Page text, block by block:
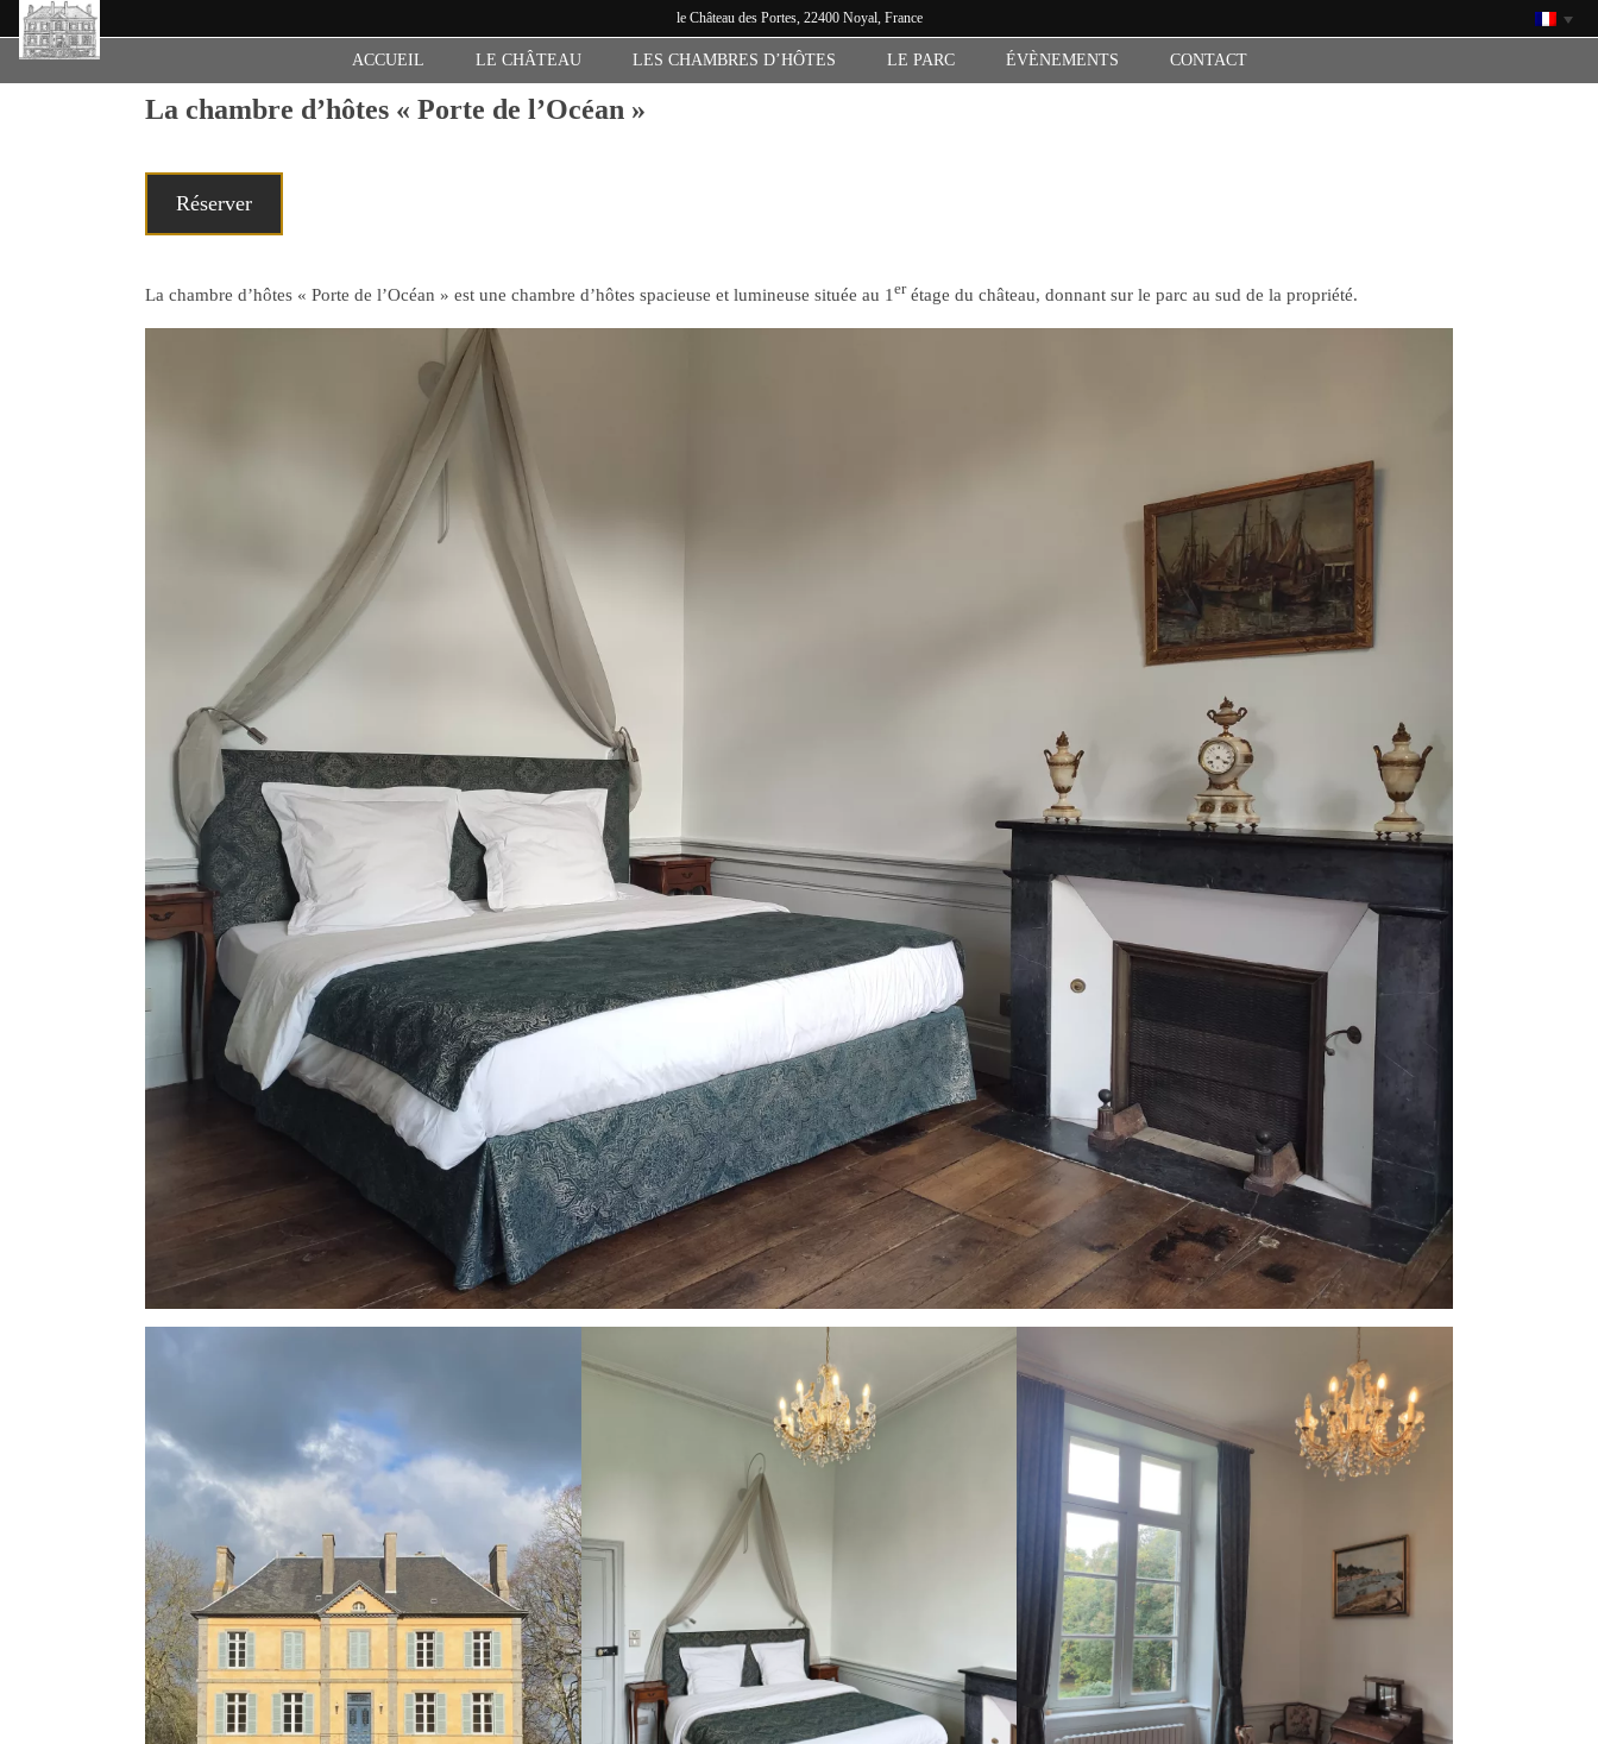
le Château des Portes, 22400 Noyal, France
ACCUEIL LE CHÂTEAU LES CHAMBRES D’HÔTES LE PARC ÉVÈNEMENTS CONTACT
La chambre d’hôtes « Porte de l’Océan »
Réserver
La chambre d’hôtes « Porte de l’Océan » est une chambre d’hôtes spacieuse et lumineuse située au 1 erétage du château, donnant sur le parc au sud de la propriété.